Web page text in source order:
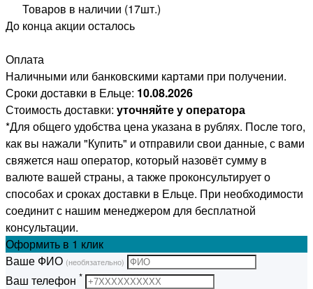
Товаров в наличии (17шт.)
До конца акции осталось
Оплата
Наличными или банковскими картами при получении.
Сроки доставки в Ельце: 10.08.2026
Стоимость доставки: уточняйте у оператора
*Для общего удобства цена указана в рублях. После того,
как вы нажали "Купить" и отправили свои данные, с вами
свяжется наш оператор, который назовёт сумму в
валюте вашей страны, а также проконсультирует о
способах и сроках доставки в Ельце. При необходимости
соединит с нашим менеджером для бесплатной
консультации.
Оформить в 1 клик
Ваше ФИО (необязательно)
Ваш телефон *